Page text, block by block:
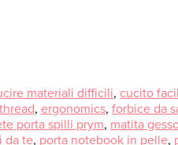
materiali difficili, cucito
, ergonomics, forbice da
porta spilli prym, matita
da te, porta notebook in pelle,